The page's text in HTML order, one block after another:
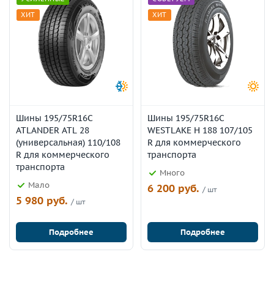
ХИТ
Шины 195/75R16C
ATLANDER ATL 28
(универсальная) 110/108
R для коммерческого
транспорта
Мало
5 980 руб. / шт
Подробнее
ХИТ
Шины 195/75R16C
WESTLAKE H 188 107/105
R для коммерческого
транспорта
Много
6 200 руб. / шт
Подробнее